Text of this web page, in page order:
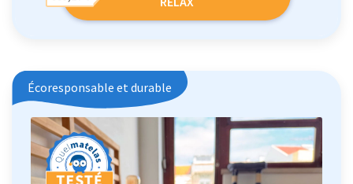
Écoresponsable et durable